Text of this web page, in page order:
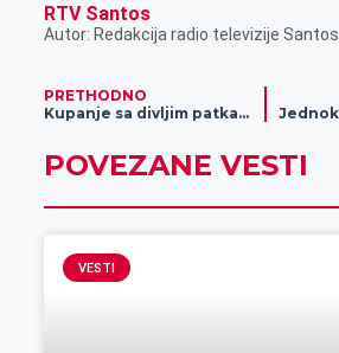
RTV Santos
Autor: Redakcija radio televizije Santos
PRETHODNO
Kupanje sa divljim patkama i labudovima (video)
POVEZANE VESTI
VESTI